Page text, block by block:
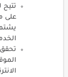
تتيح
على